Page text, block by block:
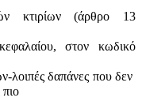
κτιρίων (άρθρο 13
στον κωδικό
λοιπές δαπάνες που δεν